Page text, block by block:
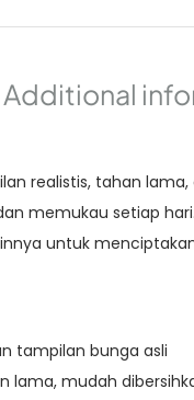
Additional
realistis, tahan
memukau setiap
untuk
tampilan bunga asli
lama, mudah